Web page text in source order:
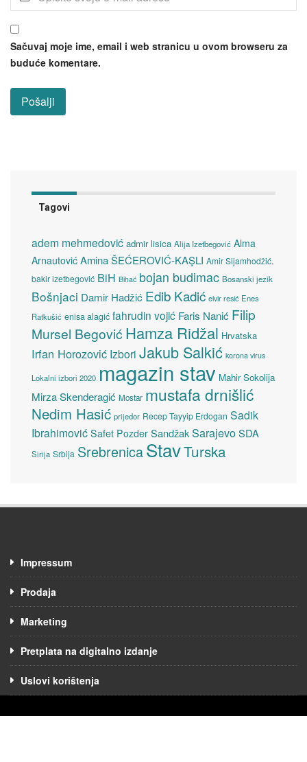
Sačuvaj moje ime, email i web stranicu u ovom browseru za
buduće komentare.
Tagovi
adem mehmedović admir lisica Alija Izetbegović Alma
Arnautović Amina ŠEĆEROVIĆ-KAŞLI Amir Sijamhodžić.
bakir izetbegović BiH Bihać bojan budimac Bosanski jezik
Bošnjaci Damir Hadžić Edib Kadić elvir resić Enes
Ratkušić enisa alagić fahrudin vojić Faris Nanić Filip
Mursel Begović Hamza Ridžal Hrvatska
Irfan Horozović Izbori Jakub Salkić korona virus
Lokalni izbori 2020 magazin stav Mahir Sokolija
Mirza Skenderagić Mostar mustafa drnišlić
Nedim Hasić prijedor Recep Tayyip Erdogan Sadik
Ibrahimović Safet Pozder SandžakSarajevoSDA
Sirija Srbija SrebrenicaStavTurska
Impressum
Prodaja
Marketing
Pretplata na digitalno izdanje
Uslovi korištenja